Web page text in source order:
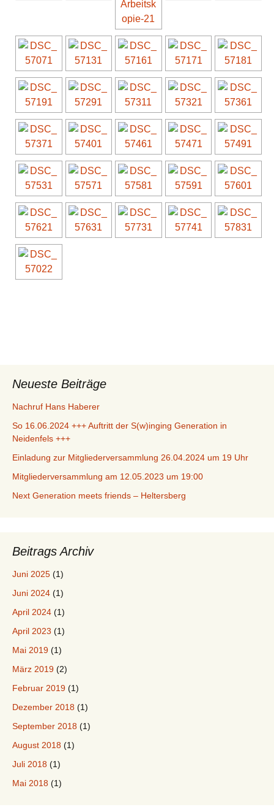
Neueste Beiträge
Nachruf Hans Haberer
So 16.06.2024 +++ Auftritt der S(w)inging Generation in
Neidenfels +++
Einladung zur Mitgliederversammlung 26.04.2024 um 19 Uhr
Mitgliederversammlung am 12.05.2023 um 19:00
Next Generation meets friends – Heltersberg
Beitrags Archiv
Juni 2025 (1)
Juni 2024 (1)
April 2024 (1)
April 2023 (1)
Mai 2019 (1)
März 2019 (2)
Februar 2019 (1)
Dezember 2018 (1)
September 2018 (1)
August 2018 (1)
Juli 2018 (1)
Mai 2018 (1)